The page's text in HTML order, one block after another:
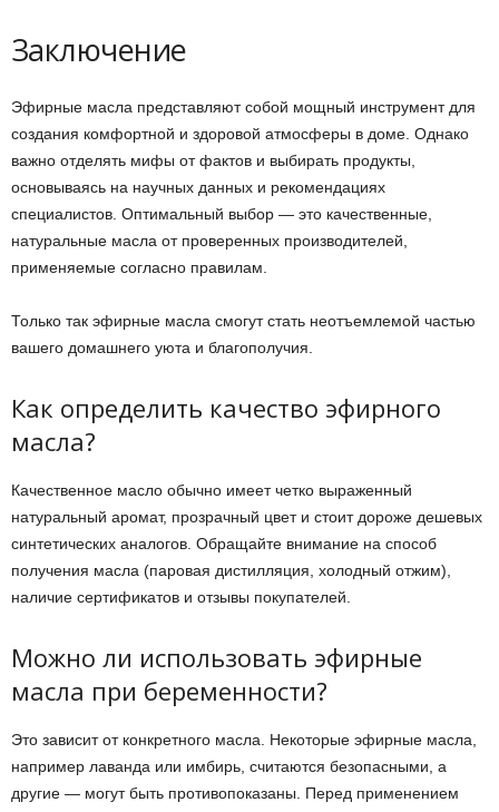
Заключение
Эфирные масла представляют собой мощный инструмент для
создания комфортной и здоровой атмосферы в доме. Однако
важно отделять мифы от фактов и выбирать продукты,
основываясь на научных данных и рекомендациях
специалистов. Оптимальный выбор — это качественные,
натуральные масла от проверенных производителей,
применяемые согласно правилам.
Только так эфирные масла смогут стать неотъемлемой частью
вашего домашнего уюта и благополучия.
Как определить качество эфирного
масла?
Качественное масло обычно имеет четко выраженный
натуральный аромат, прозрачный цвет и стоит дороже дешевых
синтетических аналогов. Обращайте внимание на способ
получения масла (паровая дистилляция, холодный отжим),
наличие сертификатов и отзывы покупателей.
Можно ли использовать эфирные
масла при беременности?
Это зависит от конкретного масла. Некоторые эфирные масла,
например лаванда или имбирь, считаются безопасными, а
другие — могут быть противопоказаны. Перед применением